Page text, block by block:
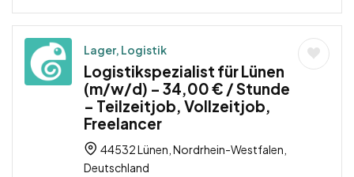
Lager, Logistik
Logistikspezialist für Lünen
(m/w/d) – 34,00 € / Stunde
– Teilzeitjob, Vollzeitjob,
Freelancer
44532 Lünen, Nordrhein-Westfalen,
Deutschland